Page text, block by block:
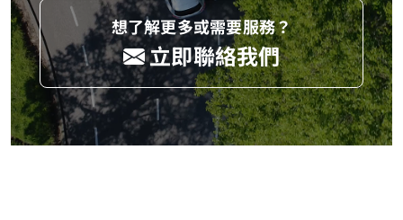
想了解更多或需要服務？
立即聯絡我們